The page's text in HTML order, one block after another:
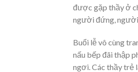
được gặp thầy ở
người đứng,
Buổi lễ vô cùng
nấu bếp đãi thập
ngơi. Các thầy trẻ